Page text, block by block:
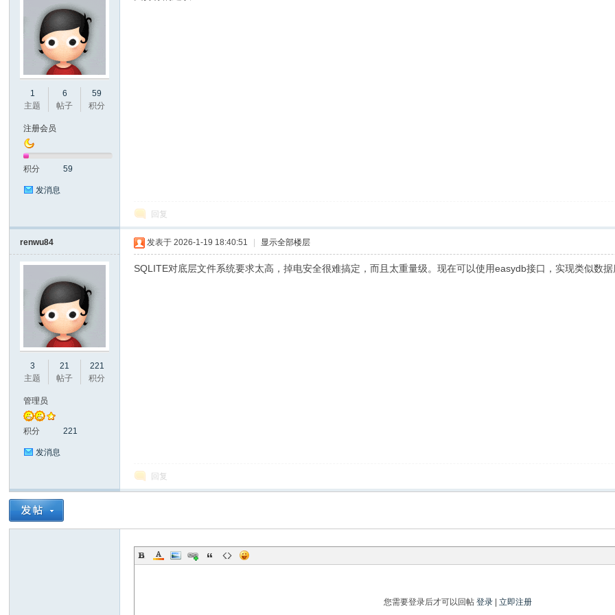
1
主题
6
帖子
59
积分
注册会员
积分 59
发消息
回复
renwu84
3
主题
21
帖子
221
积分
管理员
积分 221
发消息
发表于 2026-1-19 18:40:51 显示全部楼层
SQLITE对底层文件系统要求太高，掉电安全很难搞定，而且太重量级。现在可以使用easydb接口，实现类似数据
回复
您需要登录后才可以回帖登录 |立即注册